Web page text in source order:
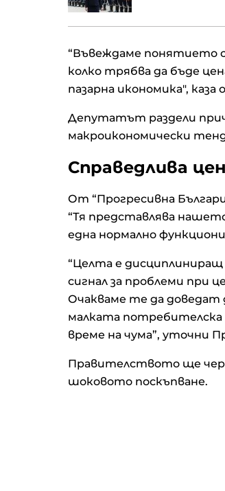
“Въвеждаме понятието
колко трябва да бъде
пазарна икономика",
Депутатът раздели
макроикономически
Справедлива
От “Прогресивна
“Тя представлява
една нормално
“Целта е
сигнал за проблеми при
Очакваме те да доведат
малката потребителска
време на чума”, уточни
Правителството ще
шоковото поскъпване.